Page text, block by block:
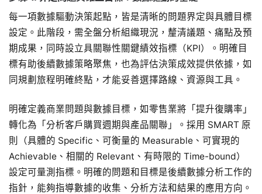
每一項數據驅動決策起點，皆是清晰的問題界定與具體目標
設定。此階段，需全盤分析組織現況，釐清議題、痛點及預
期成果，同時設立具關聯性關鍵績效指標（KPI）。明確目
標有助後續數據策略聚焦，也為評估決策成效提供依據，如
同規劃旅程明確終點，才能妥善選擇路線、資源與工具。
明確定義商業問題與數據目標，如零售業將「提升復購率」
轉化為「分析客戶購買週期與產品關聯」。採用 SMART 原
則（具體的 Specific、可衡量的 Measurable、可實現的
Achievable、相關的 Relevant、有時限的 Time-bound）
設定可量測指標。明確的問題和目標是後續數據分析工作的
指針，能夠指導數據的收集、分析方法和結果的應用方向。